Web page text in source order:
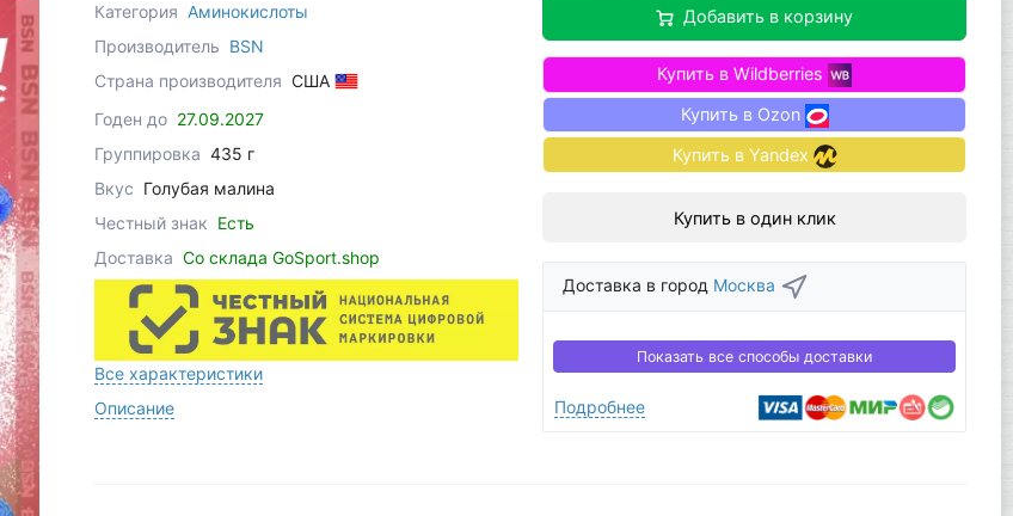
Категория Аминокислоты
Производитель BSN
Страна производителя США
Годен до 27.09.2027
Группировка 435 г
Вкус Голубая малина
Честный знак Есть
Доставка Со склада GoSport.shop
Все характеристики
Описание
Добавить в корзину
Купить в Wildberries
Купить в Ozon
Купить в Yandex
Купить в один клик
Доставка в город Москва
Показать все способы доставки
Подробнее